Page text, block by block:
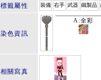
標籤屬性
裝備 右手 武器 鐵製品
染色資訊
A:全彩
相關寫真